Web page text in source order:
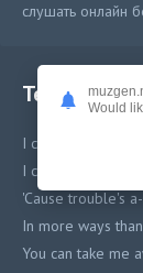
слушать онлайн
Текст песни
I can hear people
I can see people
'Cause trouble's
In more ways
You can take me
Would